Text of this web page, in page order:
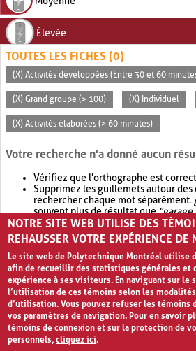
Élevée
TOUTES LES FICHES (0)
(X) Activités développées (Entre 30 et 60
(X) Grand groupe (> 100) (X) Individuel
(X) Activités élaborées (> 60 minutes)
Votre recherche n'a donné aucun
Vérifiez que l'orthographe est
Supprimez les guillemets autour des
rechercher chaque mot séparément.
souvent plus de résultat que"garage
Envisagez d'élargir votre recherche
retournera souvent plus de résultat
NOTRE SITE WEB UTILISE DES
REHAUSSER VOTRE EXPÉRIENCE DE
Le site web de Polytechnique Montréal utilise
afin de recueillir des statistiques générales
expérience à ses visiteurs. En naviguant sur le
l’utilisation de ces témoins selon les
d’utilisation. Vous pouvez refuser les témoins
vos paramètres de navigation. Pour en savoir
témoins de connexion et sur la protection de
personnels,cliquez ici.